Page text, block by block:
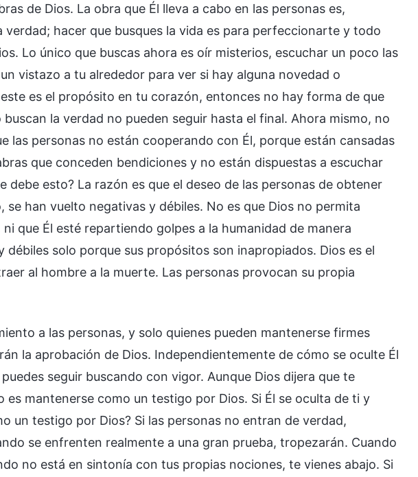
de Dios. La obra que Él lleva a cabo en las personas es,
hacer que busques la vida es para perfeccionarte y todo
Lo único que buscas ahora es oír misterios, escuchar un poco las
vistazo a tu alrededor para ver si hay alguna novedad o
es el propósito en tu corazón, entonces no hay forma de que
la verdad no pueden seguir hasta el final. Ahora mismo, no
las personas no están cooperando con Él, porque están cansadas
que conceden bendiciones y no están dispuestas a escuchar
debe esto? La razón es que el deseo de las personas de obtener
han vuelto negativas y débiles. No es que Dios no permita
que Él esté repartiendo golpes a la humanidad de manera
solo porque sus propósitos son inapropiados. Dios es el
al hombre a la muerte. Las personas provocan su propia
a las personas, y solo quienes pueden mantenerse firmes
la aprobación de Dios. Independientemente de cómo se oculte Él
seguir buscando con vigor. Aunque Dios dijera que te
mantenerse como un testigo por Dios. Si Él se oculta de ti y
un testigo por Dios? Si las personas no entran de verdad,
se enfrenten realmente a una gran prueba, tropezarán. Cuando
no está en sintonía con tus propias nociones, te vienes abajo. Si